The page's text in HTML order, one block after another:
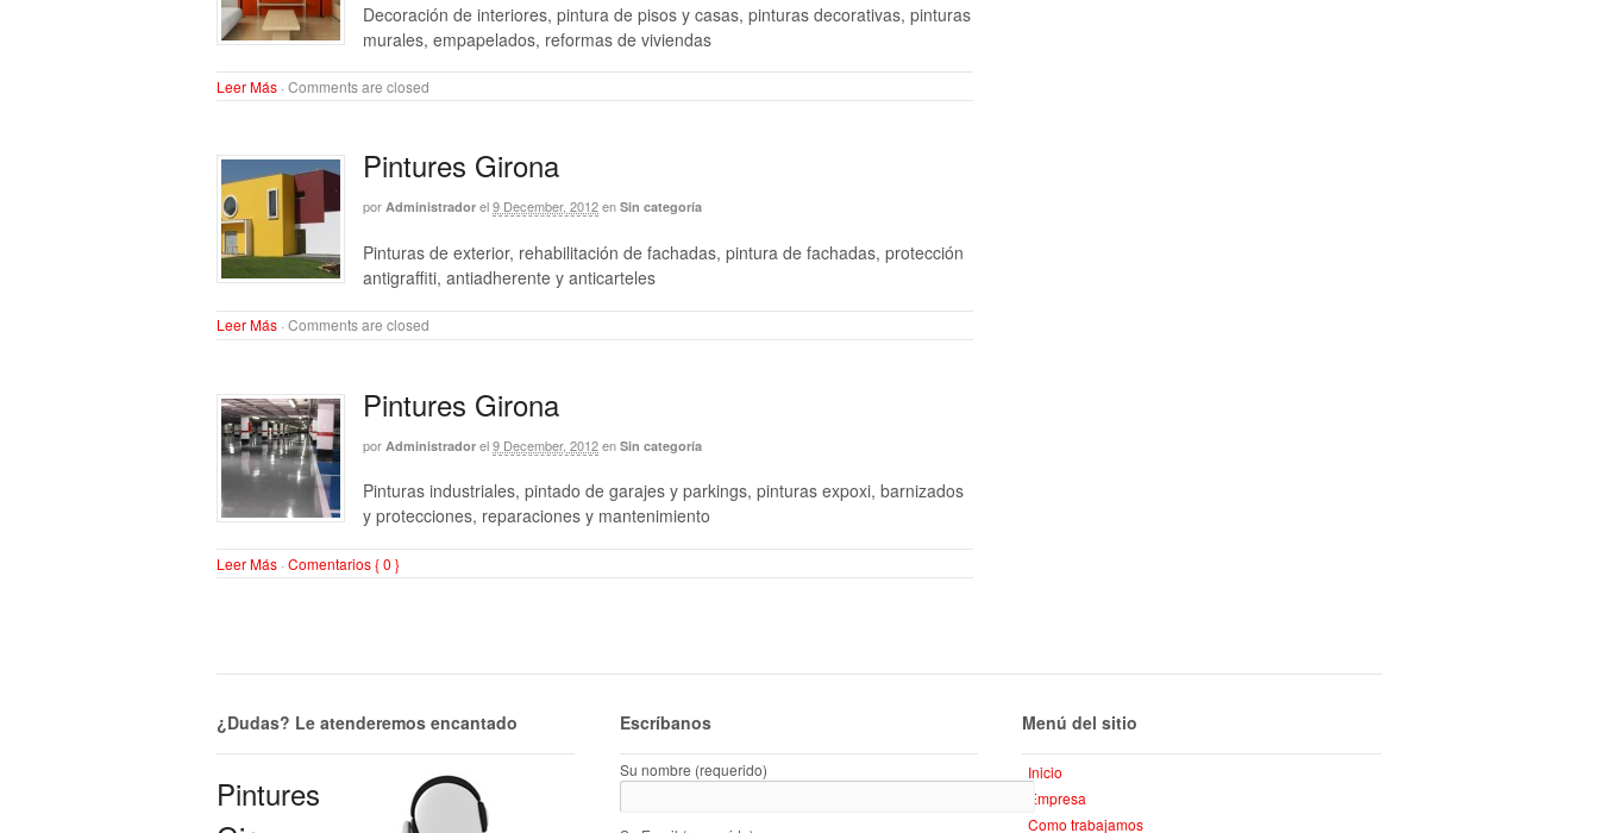
Decoración de interiores, pintura de pisos y casas, pinturas decorativas, pinturas
murales, empapelados, reformas de viviendas
Leer Más · Comments are closed
Pintures Girona
por Administrador el9 December, 2012en Sin categoría
Pinturas de exterior, rehabilitación de fachadas, pintura de fachadas, protección
antigraffiti, antiadherente y anticarteles
Leer Más · Comments are closed
Pintures Girona
por Administrador el9 December, 2012en Sin categoría
Pinturas industriales, pintado de garajes y parkings, pinturas expoxi, barnizados
y protecciones, reparaciones y mantenimiento
Leer Más · Comentarios { 0 }
¿Dudas? Le atenderemos encantado
Pintures
Escríbanos
Su nombre (requerido)
Menú del sitio
Inicio
Empresa
Como trabajamos